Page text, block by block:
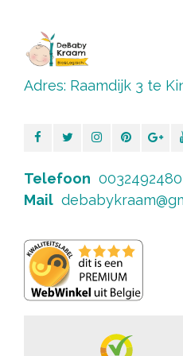
Adres: Raamdijk 3 te
Telefoon
Mail